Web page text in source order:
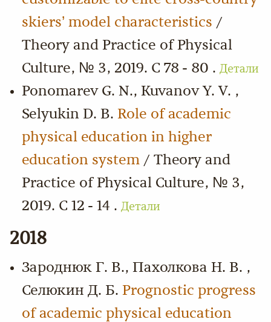
skiers’ model characteristics /
Theory and Practice of Physical
Culture, № 3, 2019. С 78 - 80 . Детали
Ponomarev G. N., Kuvanov Y. V. ,
Selyukin D. B. Role of academic
physical education in higher
education system / Theory and
Practice of Physical Culture, № 3,
2019. С 12 - 14 . Детали
2018
Зароднюк Г. В., Пахолкова Н. В. ,
Селюкин Д. Б. Prognostic progress
of academic physical education